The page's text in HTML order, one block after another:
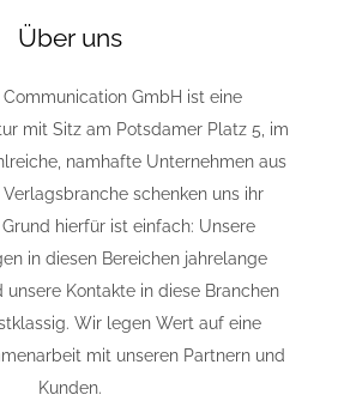
Über uns
Communication GmbH ist eine
mit Sitz am Potsdamer Platz 5, im
namhafte Unternehmen aus
schenken uns ihr
hierfür ist einfach: Unsere
in diesen Bereichen jahrelange
unsere Kontakte in diese Branchen
Wir legen Wert auf eine
mit unseren Partnern und
Kunden.